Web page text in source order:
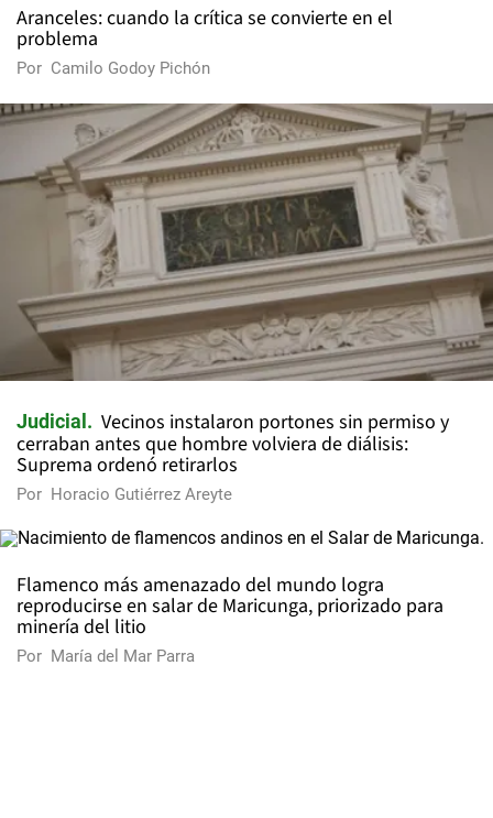
Aranceles: cuando la crítica se convierte en el
problema
Por Camilo Godoy Pichón
Judicial
Vecinos instalaron portones sin permiso y
cerraban antes que hombre volviera de diálisis:
Suprema ordenó retirarlos
Por Horacio Gutiérrez Areyte
Flamenco más amenazado del mundo logra
reproducirse en salar de Maricunga, priorizado para
minería del litio
Por María del Mar Parra